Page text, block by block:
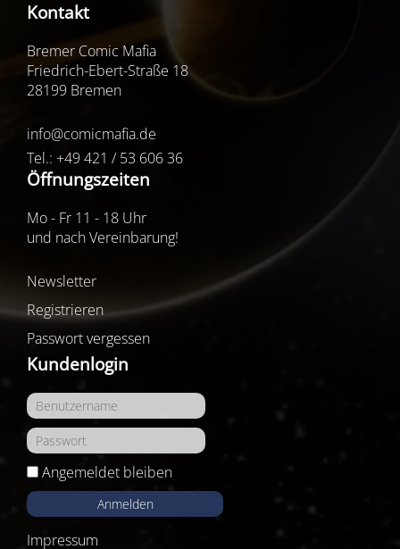
Kontakt
Bremer Comic Mafia
Friedrich-Ebert-Straße 18
28199 Bremen
info@comicmafia.de
Tel.: +49 421 / 53 606 36
Öffnungszeiten
Mo - Fr 11 - 18 Uhr
und nach Vereinbarung!
Newsletter
Registrieren
Passwort vergessen
Kundenlogin
Angemeldet bleiben
Anmelden
Impressum